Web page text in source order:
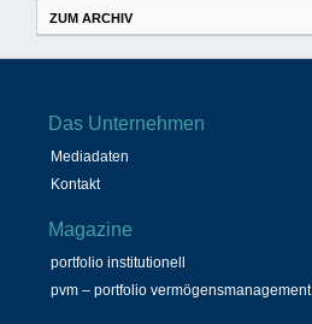
ZUM ARCHIV
Das Unternehmen
Mediadaten
Kontakt
Magazine
portfolio institutionell
pvm – portfolio vermögensmanagement